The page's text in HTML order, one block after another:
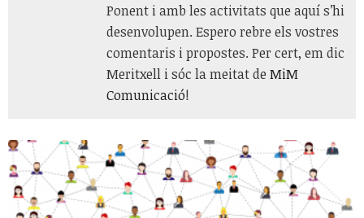
Ponent i amb les activitats que aquí s’hi
desenvolupen. Espero rebre els vostres
comentaris i propostes. Per cert, em dic
Meritxell i sóc la meitat de MiM
Comunicació!